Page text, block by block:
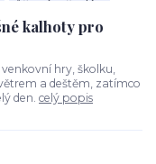
kalhoty pro
hry, školku,
a deštěm, zatímco
den. celý popis